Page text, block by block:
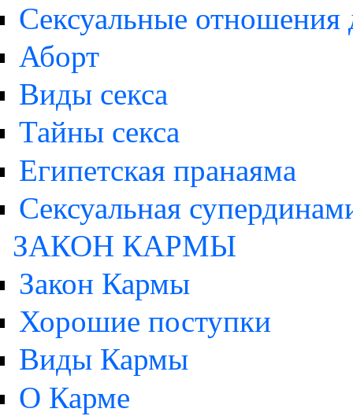
Cексуальные отношения
Аборт
Виды секса
Тайны секса
Египетская пранаяма
Сексуальная
ЗАКОН КАРМЫ
Закон Кармы
Хорошие поступки
Виды Кармы
О Карме